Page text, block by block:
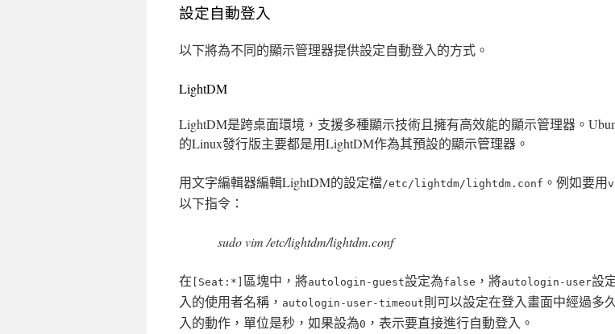
設定自動登入
以下將為不同的顯示管理器提供設定自動登入的方式。
LightDM
LightDM是跨桌面環境，支援多種顯示技術且擁有高效能的顯示管理器。
的Linux發行版主要都是用LightDM作為其預設的顯示管理器。
用文字編輯器編輯LightDM的設定檔/etc/lightdm/lightdm.conf 。例如要用
以下指令：
sudo vim /etc/lightdm/lightdm.conf
在 [Seat:*] 區塊中，將autologin-guest設定為false ，將autologin-user設
入的使用者名稱， autologin-user-timeout則可以設定在登入畫面中經過多
入的動作，單位是秒，如果設為0 ，表示要直接進行自動登入。